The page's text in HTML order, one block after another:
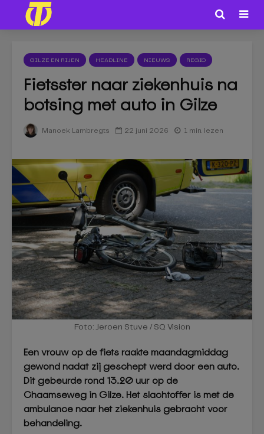
GILZE EN RIJEN HEADLINE NIEUWS REGIO
Fietsster naar ziekenhuis na
botsing met auto in Gilze
Manoek Lambregts 22 juni 2026 1 min. lezen
Foto: Jeroen Stuve / SQ Vision
Een vrouw op de fiets raakte maandagmiddag
gewond nadat zij geschept werd door een auto.
Dit gebeurde rond 13.20 uur op de
Chaamseweg in Gilze. Het slachtoffer is met de
ambulance naar het ziekenhuis gebracht voor
behandeling.